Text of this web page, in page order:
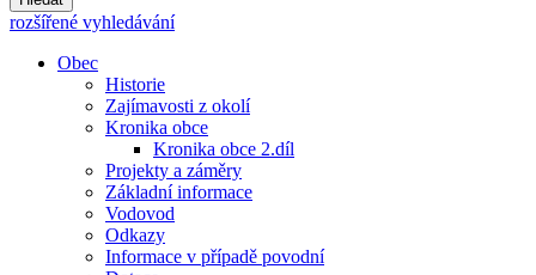
rozšířené vyhledávání
Obec
Historie
Zajímavosti z okolí
Kronika obce
Kronika obce 2.díl
Projekty a záměry
Základní informace
Vodovod
Odkazy
Informace v případě povodní